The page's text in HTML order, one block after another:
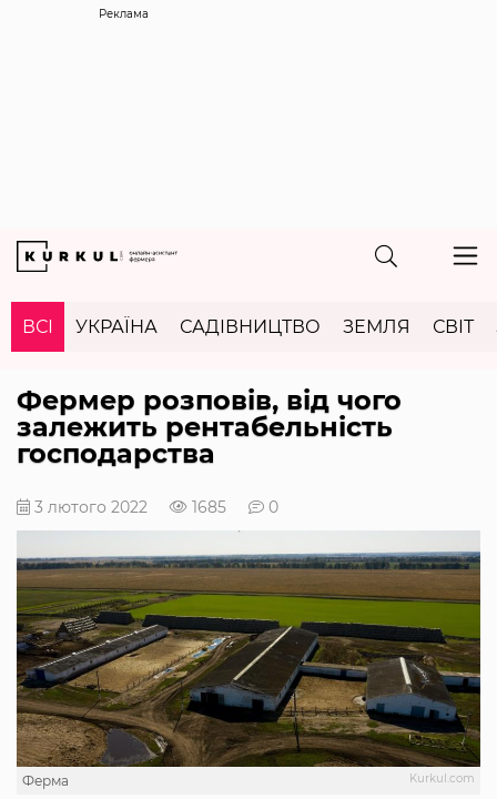
Реклама
ВСІ УКРАЇНА САДІВНИЦТВО ЗЕМЛЯ СВІТ
Фермер розповів, від чого
залежить рентабельність
господарства
3 лютого 2022 1685 0
Kurkul.com
Ферма